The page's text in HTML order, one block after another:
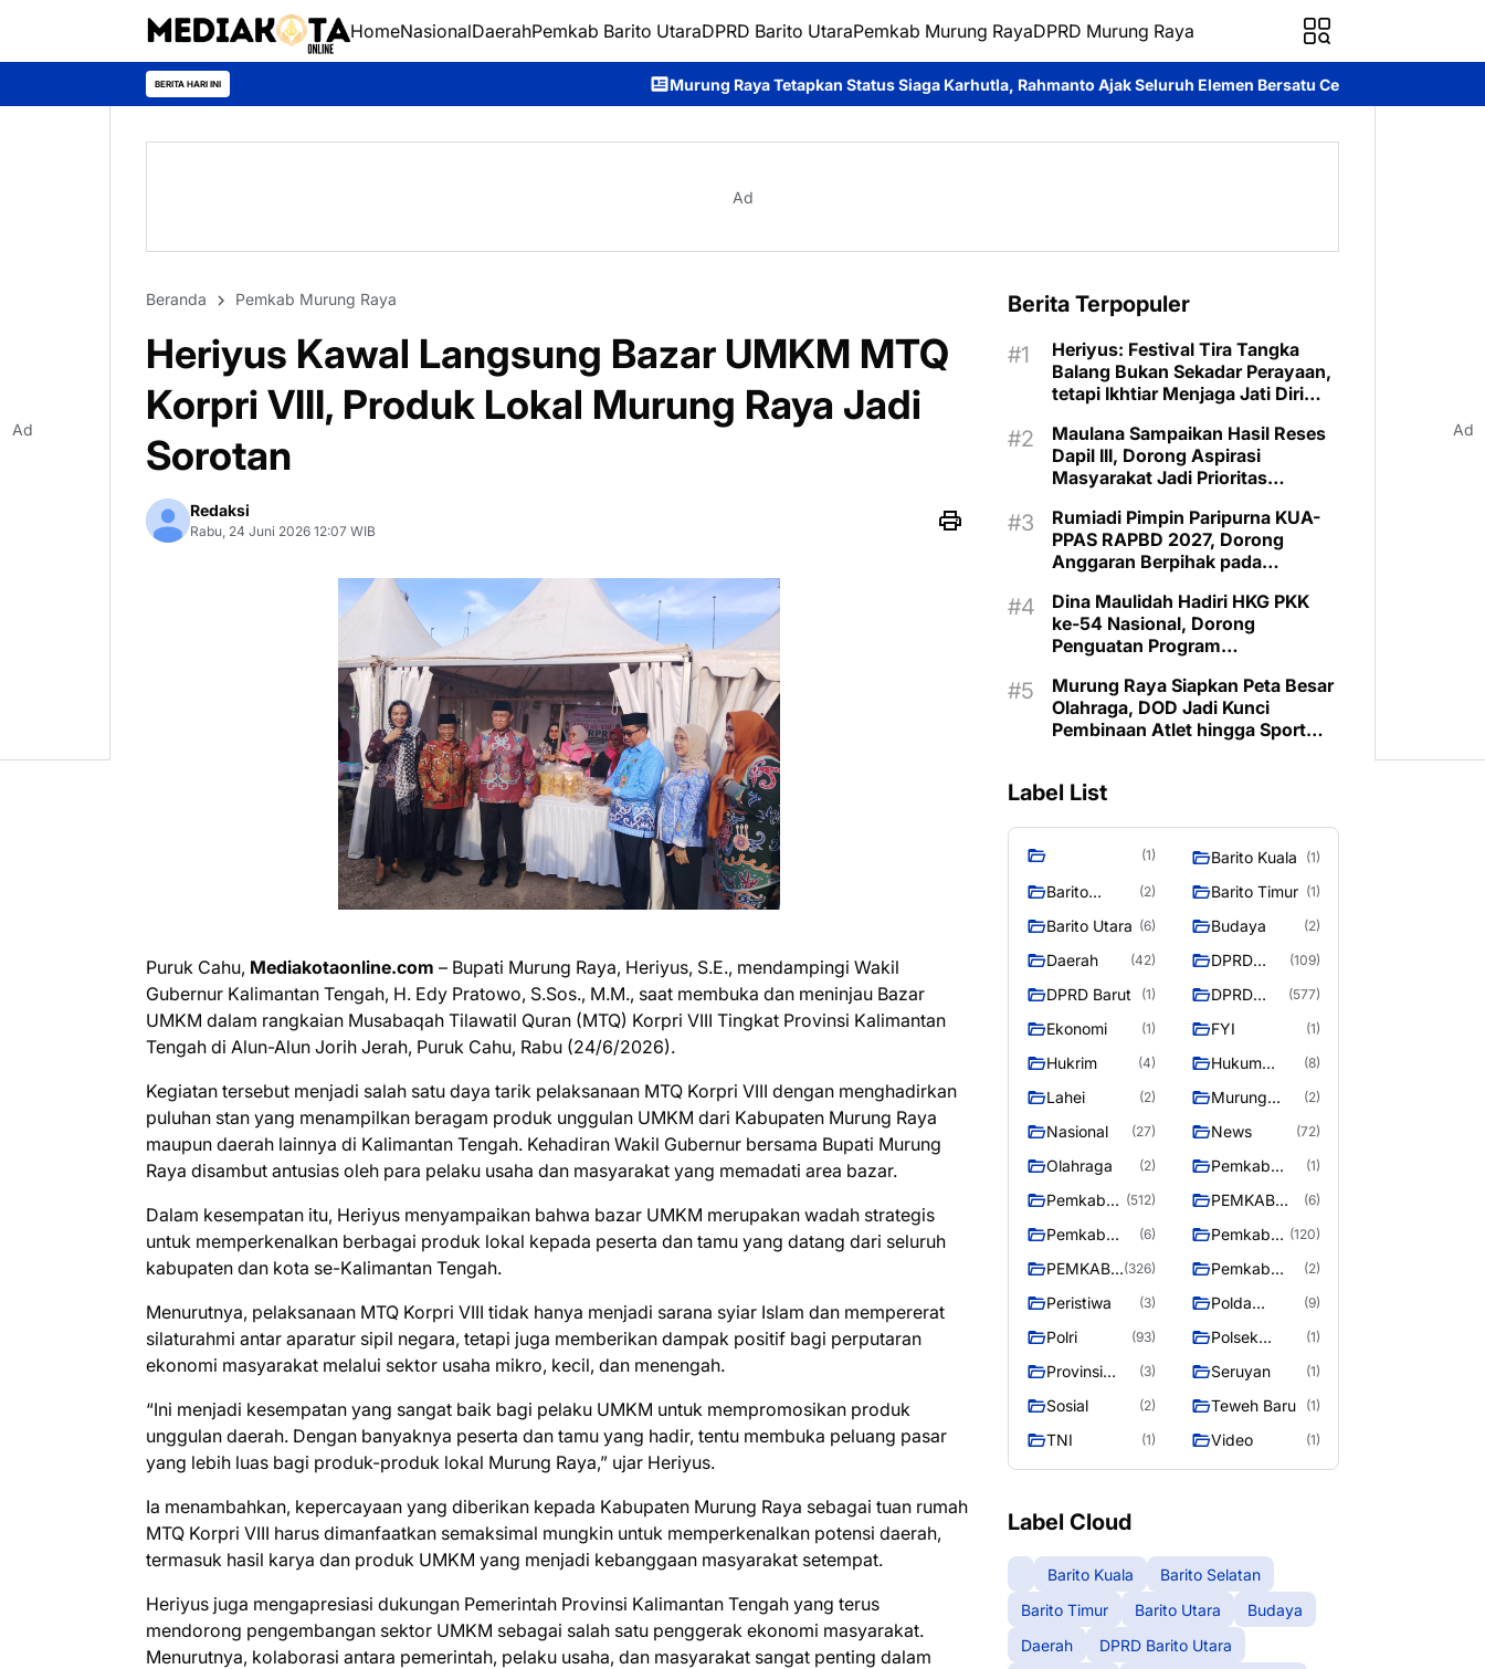
HomeNasionalDaerahPemkab Barito UtaraDPRD Barito UtaraPemkab Murung RayaDPRD Murung Raya
BERITA HARI INI Murung Raya Tetapkan Status Siaga Karhutla, Rahmanto Ajak Seluruh Elemen Bersatu Cegah Bencana Perkuat Sinergi dan Layanan
Ad
Beranda Pemkab Murung Raya
Heriyus Kawal Langsung Bazar UMKM MTQ
Korpri VIII, Produk Lokal Murung Raya Jadi
Sorotan
Redaksi
Rabu, 24 Juni 2026 12:07 WIB
Puruk Cahu, Mediakotaonline.com – Bupati Murung Raya, Heriyus, S.E., mendampingi Wakil
Gubernur Kalimantan Tengah, H. Edy Pratowo, S.Sos., M.M., saat membuka dan meninjau Bazar
UMKM dalam rangkaian Musabaqah Tilawatil Quran (MTQ) Korpri VIII Tingkat Provinsi Kalimantan
Tengah di Alun-Alun Jorih Jerah, Puruk Cahu, Rabu (24/6/2026).
Kegiatan tersebut menjadi salah satu daya tarik pelaksanaan MTQ Korpri VIII dengan menghadirkan
puluhan stan yang menampilkan beragam produk unggulan UMKM dari Kabupaten Murung Raya
maupun daerah lainnya di Kalimantan Tengah. Kehadiran Wakil Gubernur bersama Bupati Murung
Raya disambut antusias oleh para pelaku usaha dan masyarakat yang memadati area bazar.
Dalam kesempatan itu, Heriyus menyampaikan bahwa bazar UMKM merupakan wadah strategis
untuk memperkenalkan berbagai produk lokal kepada peserta dan tamu yang datang dari seluruh
kabupaten dan kota se-Kalimantan Tengah.
Menurutnya, pelaksanaan MTQ Korpri VIII tidak hanya menjadi sarana syiar Islam dan mempererat
silaturahmi antar aparatur sipil negara, tetapi juga memberikan dampak positif bagi perputaran
ekonomi masyarakat melalui sektor usaha mikro, kecil, dan menengah.
“Ini menjadi kesempatan yang sangat baik bagi pelaku UMKM untuk mempromosikan produk
unggulan daerah. Dengan banyaknya peserta dan tamu yang hadir, tentu membuka peluang pasar
yang lebih luas bagi produk-produk lokal Murung Raya,” ujar Heriyus.
Ia menambahkan, kepercayaan yang diberikan kepada Kabupaten Murung Raya sebagai tuan rumah
MTQ Korpri VIII harus dimanfaatkan semaksimal mungkin untuk memperkenalkan potensi daerah,
termasuk hasil karya dan produk UMKM yang menjadi kebanggaan masyarakat setempat.
Heriyus juga mengapresiasi dukungan Pemerintah Provinsi Kalimantan Tengah yang terus
mendorong pengembangan sektor UMKM sebagai salah satu penggerak ekonomi masyarakat.
Menurutnya, kolaborasi antara pemerintah, pelaku usaha, dan masyarakat sangat penting dalam
Berita Terpopuler
Heriyus: Festival Tira Tangka
Balang Bukan Sekadar Perayaan,
tetapi Ikhtiar Menjaga Jati Diri
Maulana Sampaikan Hasil Reses
Dapil III, Dorong Aspirasi
Masyarakat Jadi Prioritas
Rumiadi Pimpin Paripurna KUA-
PPAS RAPBD 2027, Dorong
Anggaran Berpihak pada
Dina Maulidah Hadiri HKG PKK
ke-54 Nasional, Dorong
Penguatan Program
Murung Raya
Murung Raya Siapkan Peta Besar
Olahraga, DOD Jadi Kunci
Pembinaan Atlet hingga Sport
Label List
(1) Barito Kuala (1)
Barito
(2) Barito Timur (1)
Barito Utara (6) Budaya (2)
Daerah (42)
DPRD
Utara
(109)
DPRD Barut (1)
DPRD
RAYA
(577)
Ekonomi (1) FYI (1)
Hukrim (4)
Hukum
(8)
Lahei (2)
Murung
(2)
Nasional (27) News (72)
Olahraga (2)
Pemkab
(1)
Pemkab
Utara
(512)
PEMKAB
UTARA
(6)
Pemkab
(6)
Pemkab
Raya
(120)
PEMKAB
RAYA
(326)
Pemkab
(2)
Peristiwa (3)
Polda
(9)
Polri (93)
Polsek
(1)
Provinsi
(3) Seruyan (1)
Sosial (2) Teweh Baru (1)
TNI (1) Video (1)
Label Cloud
Barito Kuala
Barito Selatan
Barito Timur
Barito Utara
Budaya
Daerah
DPRD Barito Utara
Ad Ad